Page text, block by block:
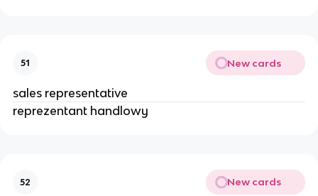
51 New cards
sales representative
reprezentant handlowy
52 New cards